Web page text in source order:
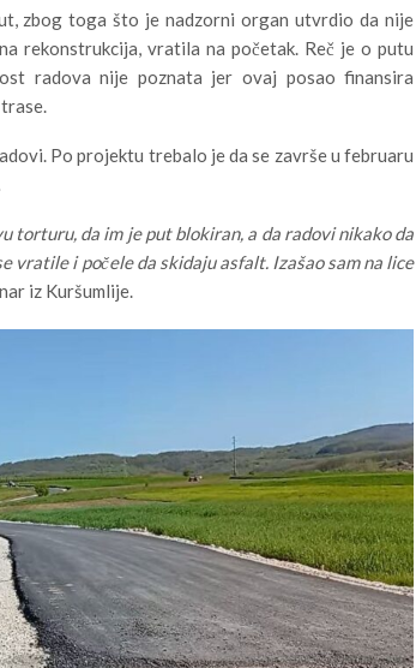
zbog toga što je nadzorni organ utvrdio da nije
rekonstrukcija, vratila na početak. Reč je o putu
radova nije poznata jer ovaj posao finansira
Po projektu trebalo je da se završe u februaru
torturu, da im je put blokiran, a da radovi nikako da
vratile i počele da skidaju asfalt. Izašao sam na lice
iz Kuršumlije.